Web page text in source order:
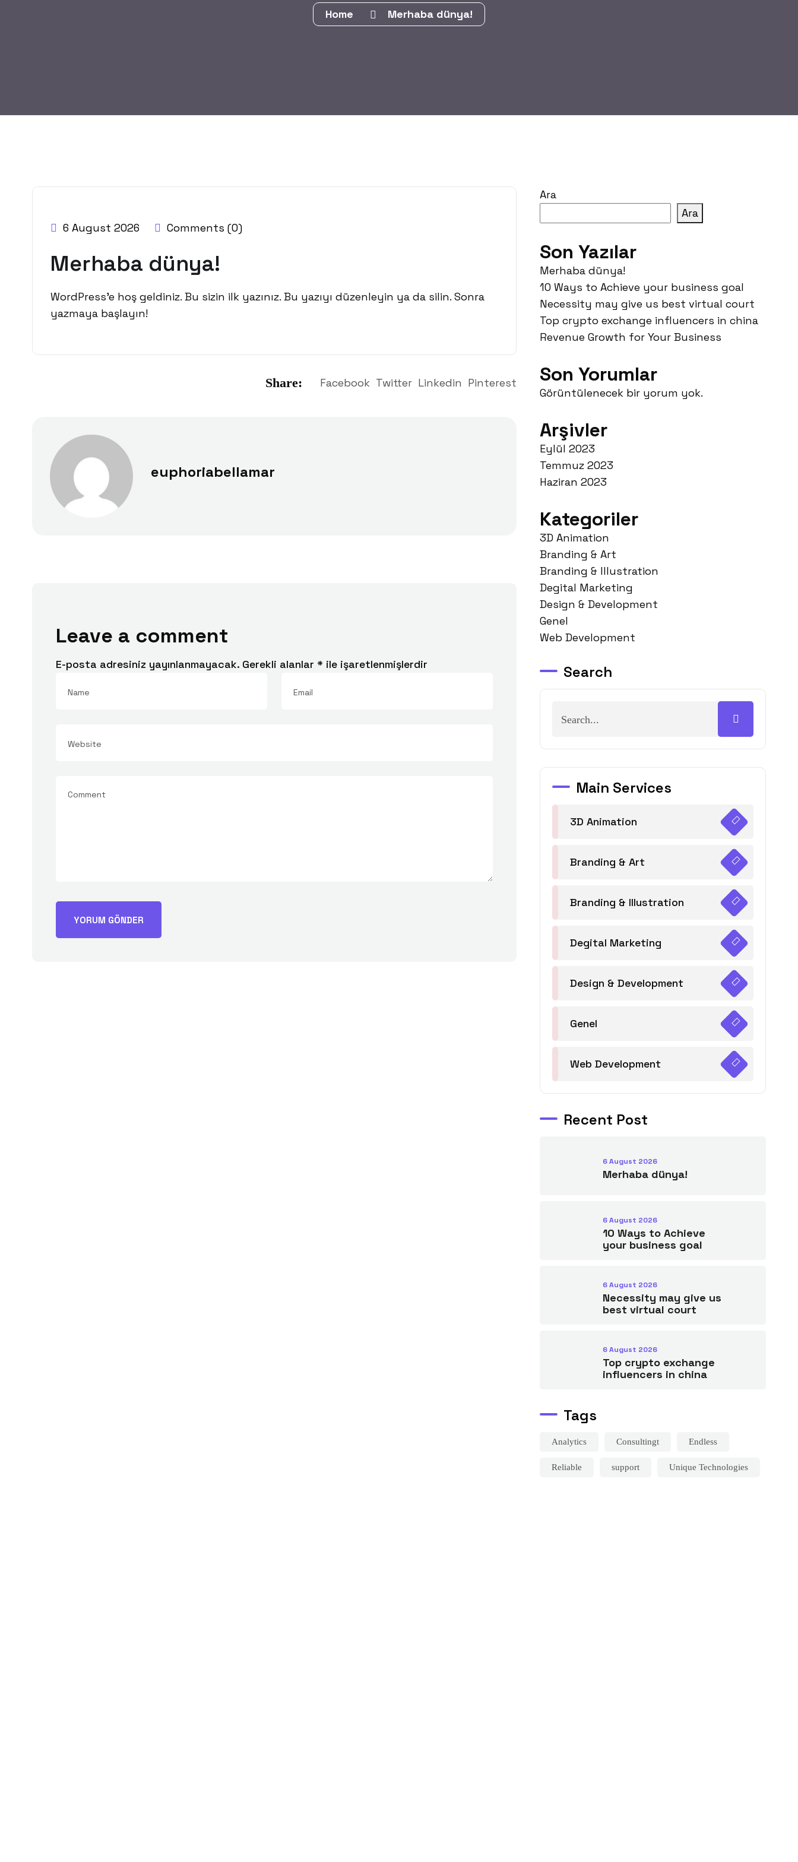
Home Merhaba dünya!
6 August 2026 Comments (0)
Merhaba dünya!
WordPress’e hoş geldiniz. Bu sizin ilk yazınız. Bu yazıyı düzenleyin ya da silin. Sonra
yazmaya başlayın!
Share: Facebook Twitter Linkedin Pinterest
euphoriabellamar
Leave a comment
E-posta adresiniz yayınlanmayacak. Gerekli alanlar * ile işaretlenmişlerdir
Ara
Ara
Son Yazılar
Merhaba dünya!
10 Ways to Achieve your business goal
Necessity may give us best virtual court
Top crypto exchange influencers in china
Revenue Growth for Your Business
Son Yorumlar
Görüntülenecek bir yorum yok.
Arşivler
Eylül 2023
Temmuz 2023
Haziran 2023
Kategoriler
3D Animation
Branding & Art
Branding & Illustration
Degital Marketing
Design & Development
Genel
Web Development
Search
Main Services
3D Animation
Branding & Art
Branding & Illustration
Degital Marketing
Design & Development
Genel
Web Development
Recent Post
6 August 2026
Merhaba dünya!
6 August 2026
10 Ways to Achieve
your business goal
6 August 2026
Necessity may give us
best virtual court
6 August 2026
Top crypto exchange
influencers in china
Tags
Analytics Consultingt Endless
Reliable support Unique Technologies